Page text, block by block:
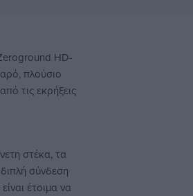
HD-
πλούσιο
τις εκρήξεις
στέκα, τα
σύνδεση
έτοιμα να